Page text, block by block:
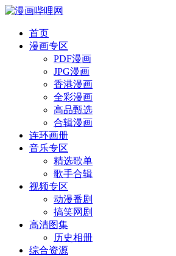
首页
漫画专区
PDF漫画
JPG漫画
香港漫画
全彩漫画
高品甄选
合辑漫画
连环画册
音乐专区
精选歌单
歌手合辑
视频专区
动漫番剧
搞笑网剧
高清图集
历史相册
综合资源